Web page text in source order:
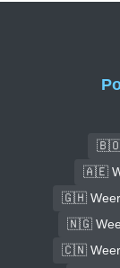
🇧🇴
🇦🇪
🇬🇭 Weer
🇳🇬
🇨🇳 Weer